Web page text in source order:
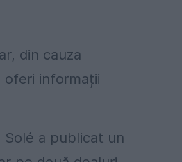
din cauza
oferi informații
Solé a publicat un